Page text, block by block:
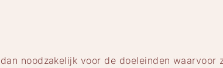
noodzakelijk voor de doeleinden waarvoor